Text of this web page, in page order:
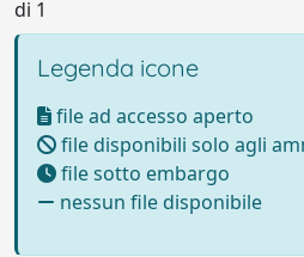
di 1
Legenda icone
file ad accesso aperto
file disponibili solo agli
file sotto embargo
nessun file disponibile